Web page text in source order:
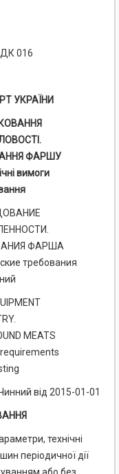
ДК 016
УКРАЇНИ
ФАРШУ
вимоги
ФАРША
требования
MEATS
від 2015-01-01
технічні
періодичної дії